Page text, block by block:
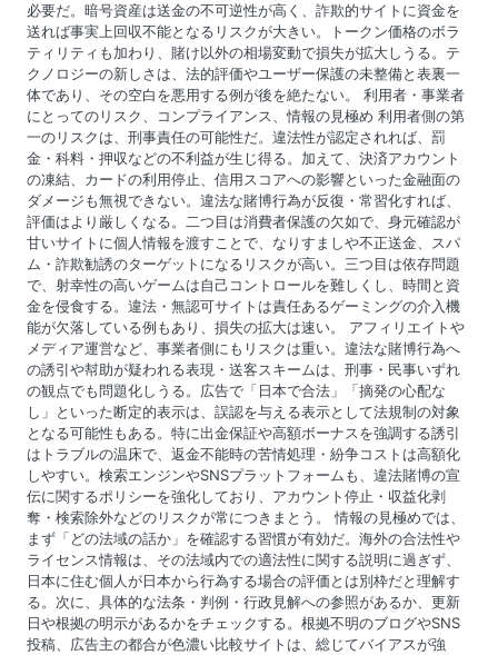
必要だ。暗号資産は送金の不可逆性が高く、詐欺的サイトに資金を
送れば事実上回収不能となるリスクが大きい。トークン価格のボラ
ティリティも加わり、賭け以外の相場変動で損失が拡大しうる。テ
クノロジーの新しさは、法的評価やユーザー保護の未整備と表裏一
体であり、その空白を悪用する例が後を絶たない。 利用者・事業者
にとってのリスク、コンプライアンス、情報の見極め 利用者側の第
一のリスクは、刑事責任の可能性だ。違法性が認定されれば、罰
金・科料・押収などの不利益が生じ得る。加えて、決済アカウント
の凍結、カードの利用停止、信用スコアへの影響といった金融面の
ダメージも無視できない。違法な賭博行為が反復・常習化すれば、
評価はより厳しくなる。二つ目は消費者保護の欠如で、身元確認が
甘いサイトに個人情報を渡すことで、なりすましや不正送金、スパ
ム・詐欺勧誘のターゲットになるリスクが高い。三つ目は依存問題
で、射幸性の高いゲームは自己コントロールを難しくし、時間と資
金を侵食する。違法・無認可サイトは責任あるゲーミングの介入機
能が欠落している例もあり、損失の拡大は速い。 アフィリエイトや
メディア運営など、事業者側にもリスクは重い。違法な賭博行為へ
の誘引や幇助が疑われる表現・送客スキームは、刑事・民事いずれ
の観点でも問題化しうる。広告で「日本で合法」「摘発の心配な
し」といった断定的表示は、誤認を与える表示として法規制の対象
となる可能性もある。特に出金保証や高額ボーナスを強調する誘引
はトラブルの温床で、返金不能時の苦情処理・紛争コストは高額化
しやすい。検索エンジンやSNSプラットフォームも、違法賭博の宣
伝に関するポリシーを強化しており、アカウント停止・収益化剥
奪・検索除外などのリスクが常につきまとう。 情報の見極めでは、
まず「どの法域の話か」を確認する習慣が有効だ。海外の合法性や
ライセンス情報は、その法域内での適法性に関する説明に過ぎず、
日本に住む個人が日本から行為する場合の評価とは別枠だと理解す
る。次に、具体的な法条・判例・行政見解への参照があるか、更新
日や根拠の明示があるかをチェックする。根拠不明のブログやSNS
投稿、広告主の都合が色濃い比較サイトは、総じてバイアスが強